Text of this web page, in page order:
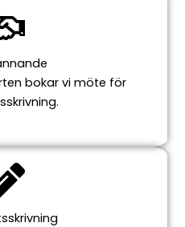
bokar vi möte för